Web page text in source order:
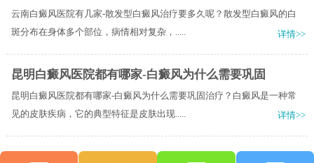
云南白癜风医院有几家-散发型白癜风治疗要多久呢？散发型白癜风的白
斑分布在身体多个部位，病情相对复杂，.....
详情>>
昆明白癜风医院都有哪家-白癜风为什么需要巩固
昆明白癜风医院都有哪家-白癜风为什么需要巩固治疗？白癜风是一种常
见的皮肤疾病，它的典型特征是皮肤出现.....
详情>>